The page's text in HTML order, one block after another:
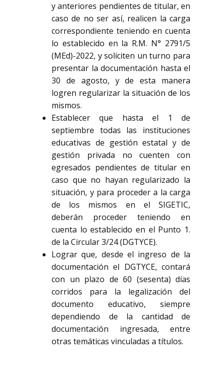
y anteriores pendientes de titular, en
caso de no ser así, realicen la carga
correspondiente teniendo en cuenta
lo establecido en la R.M. N° 2791/5
(MEd)-2022, y soliciten un turno para
presentar la documentación hasta el
30 de agosto, y de esta manera
logren regularizar la situación de los
mismos.
Establecer que hasta el 1 de
septiembre todas las instituciones
educativas de gestión estatal y de
gestión privada no cuenten con
egresados pendientes de titular en
caso que no hayan regularizado la
situación, y para proceder a la carga
de los mismos en el SIGETIC,
deberán proceder teniendo en
cuenta lo establecido en el Punto 1.
de la Circular 3/24 (DGTYCE).
Lograr que, desde el ingreso de la
documentación el DGTYCE, contará
con un plazo de 60 (sesenta) días
corridos para la legalización del
documento educativo, siempre
dependiendo de la cantidad de
documentación ingresada, entre
otras temáticas vinculadas a títulos.